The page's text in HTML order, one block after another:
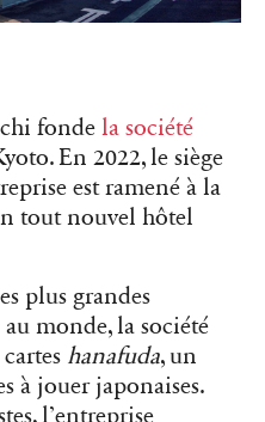
fonde la société
En 2022, le siège
est ramené à la
tout nouvel hôtel
plus grandes
monde, la société
hanafuda, un
à jouer japonaises.
l’entreprise